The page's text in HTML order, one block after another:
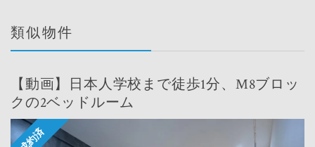
類似物件
【動画】日本人学校まで徒歩1分、M8ブロッ
クの2ベッドルーム